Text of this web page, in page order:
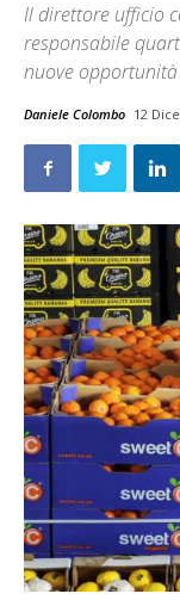
Il direttore ufficio
responsabile
nuove
Daniele Colombo 12